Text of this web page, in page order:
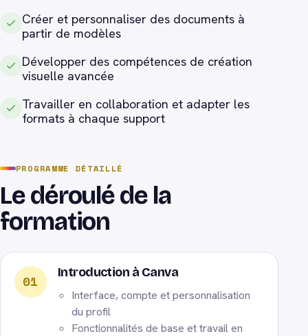
Créer et personnaliser des documents à
partir de modèles
Développer des compétences de création
visuelle avancée
Travailler en collaboration et adapter les
formats à chaque support
PROGRAMME DÉTAILLÉ
Le déroulé de la
formation
01
Introduction à Canva
Interface, compte et personnalisation
du profil
Fonctionnalités de base et travail en